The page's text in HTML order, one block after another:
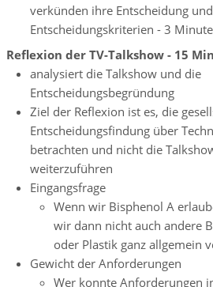
verkünden ihre Entscheidung
Entscheidungskriterien - 3
Reflexion der TV-Talkshow - 15
analysiert die Talkshow und die
Entscheidungsbegründung
Ziel der Reflexion ist es, die
Entscheidungsfindung über
betrachten und nicht die
weiterzuführen
Eingangsfrage
Wenn wir Bisphenol A
wir dann nicht auch andere
oder Plastik ganz allgemein
Gewicht der Anforderungen
Wer konnte Anforderungen